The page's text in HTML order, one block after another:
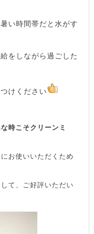
い時間帯だと水がす
をしながら過ごした
けください
時こそクリーンミ
お使いいただくため
て、ご好評いただい